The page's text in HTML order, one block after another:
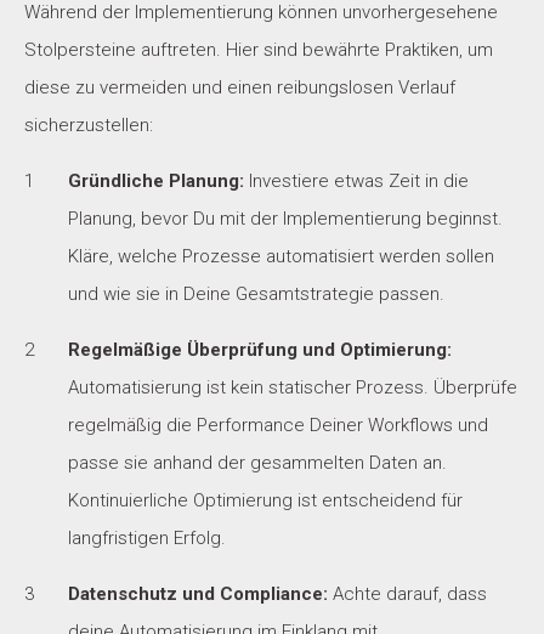
Während der Implementierung können unvorhergesehene
Stolpersteine auftreten. Hier sind bewährte Praktiken, um
diese zu vermeiden und einen reibungslosen Verlauf
sicherzustellen:
Gründliche Planung: Investiere etwas Zeit in die
Planung, bevor Du mit der Implementierung beginnst.
Kläre, welche Prozesse automatisiert werden sollen
und wie sie in Deine Gesamtstrategie passen.
Regelmäßige Überprüfung und Optimierung:
Automatisierung ist kein statischer Prozess. Überprüfe
regelmäßig die Performance Deiner Workflows und
passe sie anhand der gesammelten Daten an.
Kontinuierliche Optimierung ist entscheidend für
langfristigen Erfolg.
Datenschutz und Compliance: Achte darauf, dass